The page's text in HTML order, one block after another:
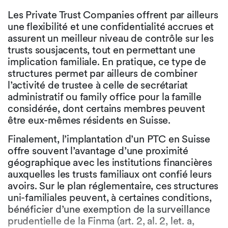
Les Private Trust Companies offrent par ailleurs
une flexibilité et une confidentialité accrues et
assurent un meilleur niveau de contrôle sur les
trusts sousjacents, tout en permettant une
implication familiale. En pratique, ce type de
structures permet par ailleurs de combiner
l’activité de trustee à celle de secrétariat
administratif ou family office pour la famille
considérée, dont certains membres peuvent
être eux-mêmes résidents en Suisse.
Finalement, l’implantation d’un PTC en Suisse
offre souvent l’avantage d’une proximité
géographique avec les institutions financières
auxquelles les trusts familiaux ont confié leurs
avoirs. Sur le plan réglementaire, ces structures
uni-familiales peuvent, à certaines conditions,
bénéficier d’une exemption de la surveillance
prudentielle de la Finma (art. 2, al. 2, let. a,